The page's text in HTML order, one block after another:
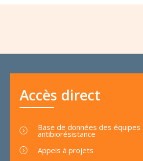
Accès direct
Base de données des équipes
antibiorésistance
Appels à projets